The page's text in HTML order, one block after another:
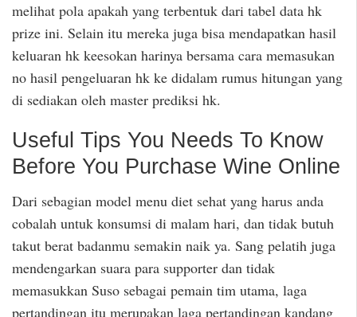
melihat pola apakah yang terbentuk dari tabel data hk
prize ini. Selain itu mereka juga bisa mendapatkan hasil
keluaran hk keesokan harinya bersama cara memasukan
no hasil pengeluaran hk ke didalam rumus hitungan yang
di sediakan oleh master prediksi hk.
Useful Tips You Needs To Know
Before You Purchase Wine Online
Dari sebagian model menu diet sehat yang harus anda
cobalah untuk konsumsi di malam hari, dan tidak butuh
takut berat badanmu semakin naik ya. Sang pelatih juga
mendengarkan suara para supporter dan tidak
memasukkan Suso sebagai pemain tim utama, laga
pertandingan itu merupakan laga pertandingan kandang